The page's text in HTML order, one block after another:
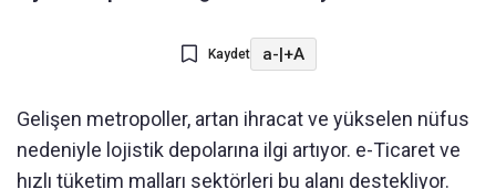
Kaydet a-|+A
Gelişen metropoller, artan ihracat ve yükselen nüfus
nedeniyle lojistik depolarına ilgi artıyor. e-Ticaret ve
hızlı tüketim malları sektörleri bu alanı destekliyor.